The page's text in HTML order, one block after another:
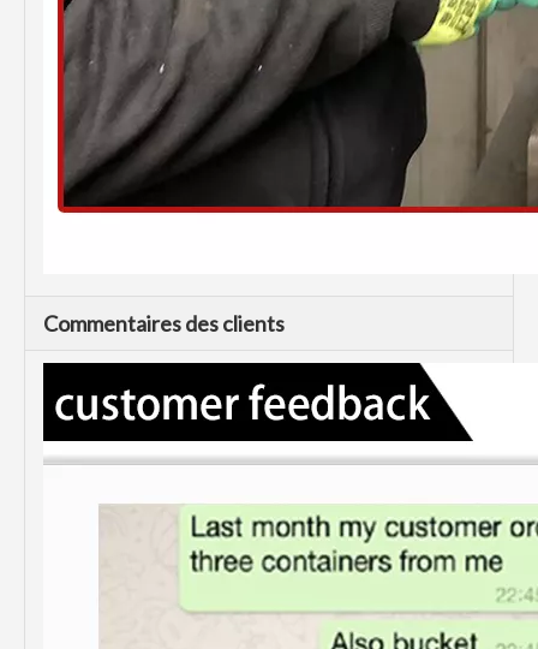
Commentaires des clients